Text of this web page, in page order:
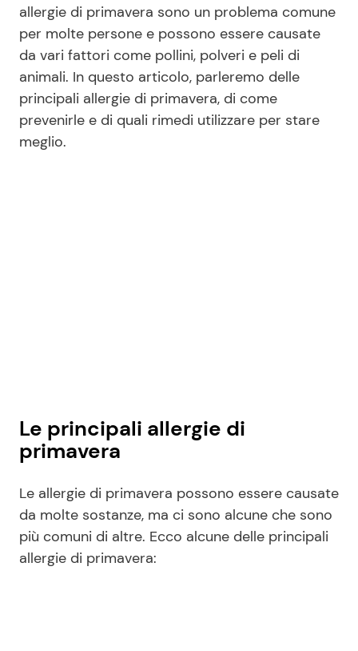
News benessere
Salute
Viaggi e Turismo
Primi Piatti
Ricette Facili e Veloci
Redazione
Pubblicità
allergie di primavera sono un problema comune
per molte persone e possono essere causate
da vari fattori come pollini, polveri e peli di
animali. In questo articolo, parleremo delle
principali allergie di primavera, di come
prevenirle e di quali rimedi utilizzare per stare
meglio.
Le principali allergie di
primavera
Le allergie di primavera possono essere causate
da molte sostanze, ma ci sono alcune che sono
più comuni di altre. Ecco alcune delle principali
allergie di primavera: